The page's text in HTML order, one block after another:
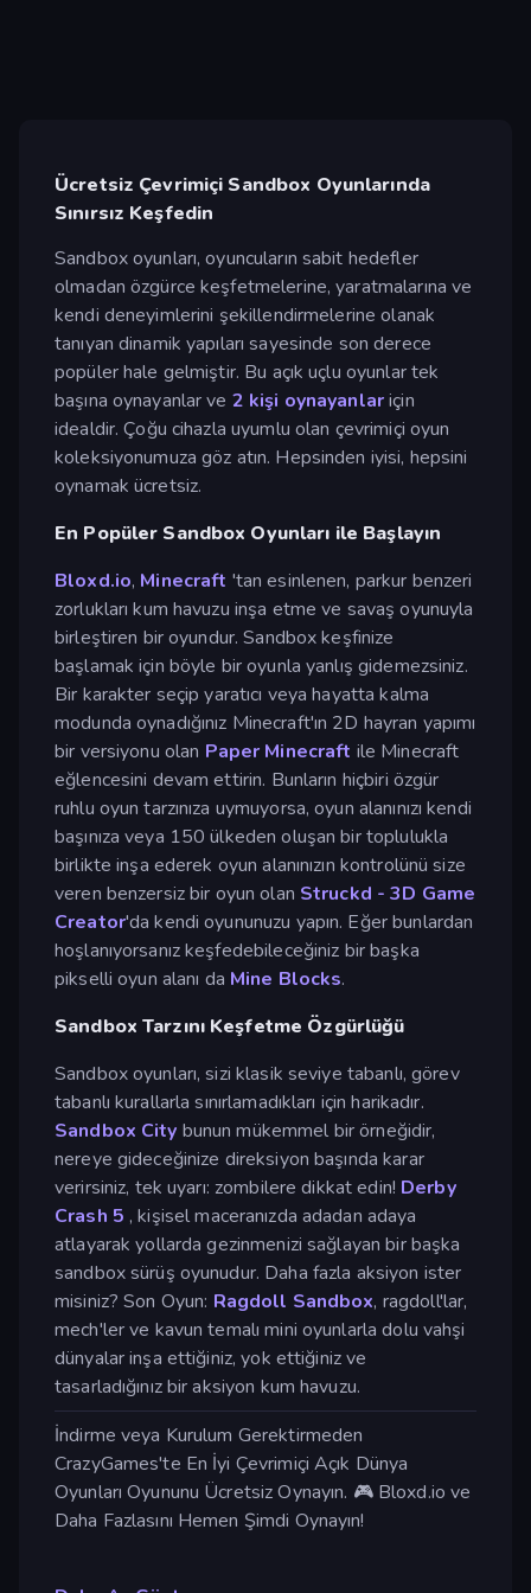
Ücretsiz Çevrimiçi Sandbox Oyunlarında
Sınırsız Keşfedin
Sandbox oyunları, oyuncuların sabit hedefler
olmadan özgürce keşfetmelerine, yaratmalarına ve
kendi deneyimlerini şekillendirmelerine olanak
tanıyan dinamik yapıları sayesinde son derece
popüler hale gelmiştir. Bu açık uçlu oyunlar tek
başına oynayanlar ve 2 kişi oynayanlariçin
idealdir. Çoğu cihazla uyumlu olan çevrimiçi oyun
koleksiyonumuza göz atın. Hepsinden iyisi, hepsini
oynamak ücretsiz.
En Popüler Sandbox Oyunları ile Başlayın
Bloxd.io, Minecraft 'tan esinlenen, parkur benzeri
zorlukları kum havuzu inşa etme ve savaş oyunuyla
birleştiren bir oyundur. Sandbox keşfinize
başlamak için böyle bir oyunla yanlış gidemezsiniz.
Bir karakter seçip yaratıcı veya hayatta kalma
modunda oynadığınız Minecraft'ın 2D hayran yapımı
bir versiyonu olan Paper Minecraft ile Minecraft
eğlencesini devam ettirin. Bunların hiçbiri özgür
ruhlu oyun tarzınıza uymuyorsa, oyun alanınızı kendi
başınıza veya 150 ülkeden oluşan bir toplulukla
birlikte inşa ederek oyun alanınızın kontrolünü size
veren benzersiz bir oyun olan Struckd - 3D Game
Creator'da kendi oyununuzu yapın. Eğer bunlardan
hoşlanıyorsanız keşfedebileceğiniz bir başka
pikselli oyun alanı da Mine Blocks.
Sandbox Tarzını Keşfetme Özgürlüğü
Sandbox oyunları, sizi klasik seviye tabanlı, görev
tabanlı kurallarla sınırlamadıkları için harikadır.
Sandbox City bunun mükemmel bir örneğidir,
nereye gideceğinize direksiyon başında karar
verirsiniz, tek uyarı: zombilere dikkat edin! Derby
Crash 5 , kişisel maceranızda adadan adaya
atlayarak yollarda gezinmenizi sağlayan bir başka
sandbox sürüş oyunudur. Daha fazla aksiyon ister
misiniz? Son Oyun: Ragdoll Sandbox, ragdoll'lar,
mech'ler ve kavun temalı mini oyunlarla dolu vahşi
dünyalar inşa ettiğiniz, yok ettiğiniz ve
tasarladığınız bir aksiyon kum havuzu.
İndirme veya Kurulum Gerektirmeden
CrazyGames'te En İyi Çevrimiçi Açık Dünya
Oyunları Oyununu Ücretsiz Oynayın. 🎮 Bloxd.io ve
Daha Fazlasını Hemen Şimdi Oynayın!